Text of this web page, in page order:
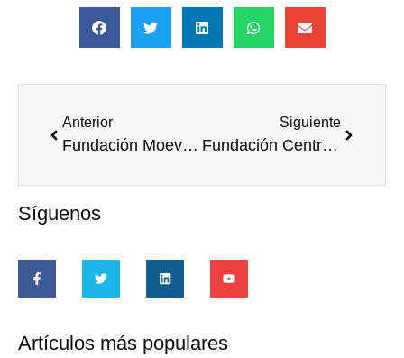
Anterior
Fundación Moeve impulsó en 2024 iniciativas sociales que alcanzaron a más de 500.000 personas
Siguiente
Fundación Centro Español de Solidaridad-Proyecto Hombre Madrid ¡Bienvenidos!
Síguenos
Artículos más populares